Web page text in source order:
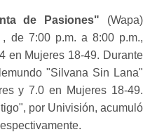
de Pasiones" (Wapa)
de 7:00 p.m. a 8:00 p.m.,
en Mujeres 18-49. Durante
"Silvana Sin Lana"
y 7.0 en Mujeres 18-49.
por Univisión, acumuló